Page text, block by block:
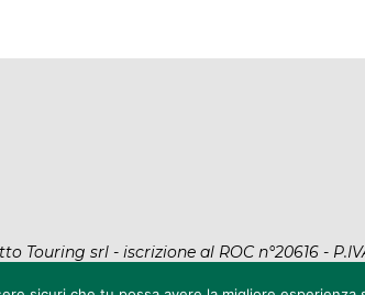
Touring srl - iscrizione al ROC n°20616 -